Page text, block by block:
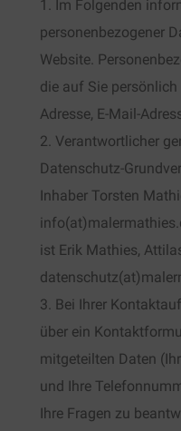
Im Folgenden
personenbezogener
Website.
die auf Sie persönlich
Adresse, E-Mail-
Verantwortlicher
Datenschutz-
Inhaber Torsten
ist Erik Mathies,
Bei Ihrer
über ein
mitgeteilten Daten
und Ihre
Ihre Fragen zu